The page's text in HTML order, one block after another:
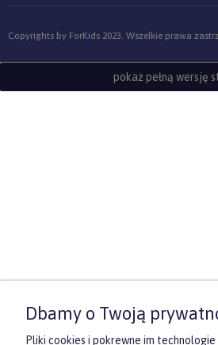
Copyrights by ForKids 2023. Wszelkie prawa
pokaż pełną wersję
Dbamy o Twoją
Pliki cookies i pokrewne im